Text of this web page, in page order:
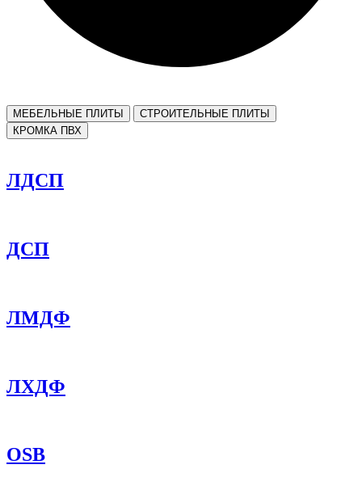
МЕБЕЛЬНЫЕ ПЛИТЫ
СТРОИТЕЛЬНЫЕ ПЛИТЫ
КРОМКА ПВХ
ЛДСП
ДСП
ЛМДФ
ЛХДФ
OSB